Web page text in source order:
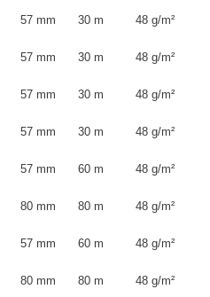
57 mm 30 m 48 g/m²
57 mm 30 m 48 g/m²
57 mm 30 m 48 g/m²
57 mm 30 m 48 g/m²
57 mm 60 m 48 g/m²
80 mm 80 m 48 g/m²
57 mm 60 m 48 g/m²
80 mm 80 m 48 g/m²